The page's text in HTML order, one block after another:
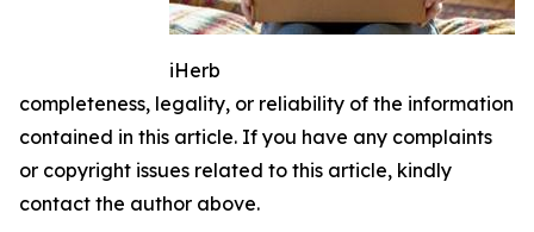
iHerb
completeness, legality, or reliability of the information
contained in this article. If you have any complaints
or copyright issues related to this article, kindly
contact the author above.